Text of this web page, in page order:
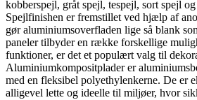
kobberspejl, gråt spejl, tespejl, sort spejl
Spejlfinishen er fremstillet ved hjælp af
gør aluminiumsoverfladen lige så blank
paneler tilbyder en række forskellige
funktioner, er det et populært valg til
Aluminiumkompositplader er
med en fleksibel polyethylenkerne. De er
alligevel lette og ideelle til miljøer, hvor